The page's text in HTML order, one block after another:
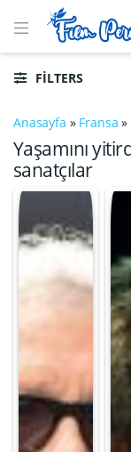
FILTERS
Anasayfa » Fransa »
Yaşamını
sanatçılar